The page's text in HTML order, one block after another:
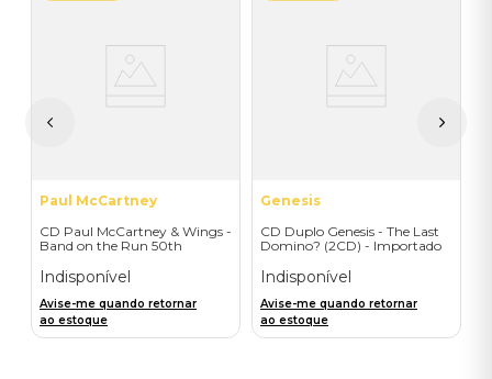
Paul McCartney
CD Paul McCartney & Wings -
Band on the Run 50th
Importado
Indisponível
Avise-me quando retornar
ao estoque
Genesis
CD Duplo Genesis - The Last
Domino? (2CD) - Importado
Indisponível
Avise-me quando retornar
ao estoque